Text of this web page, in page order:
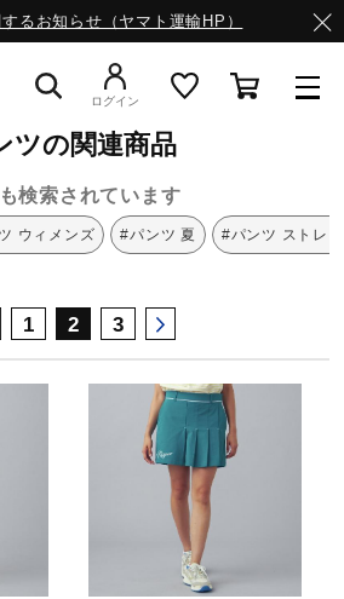
るお知らせ（ヤマト運輸HP）
ルウエア
ットサル
ログイン
ツの関連商品
検索されています
ウィメンズ #パンツ 夏 #パンツ ストレ
1 2 3